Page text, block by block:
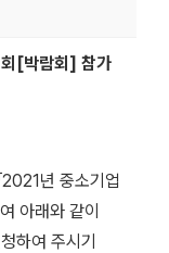
[박람회] 참가
2021년 중소기업
아래와 같이
하여 주시기